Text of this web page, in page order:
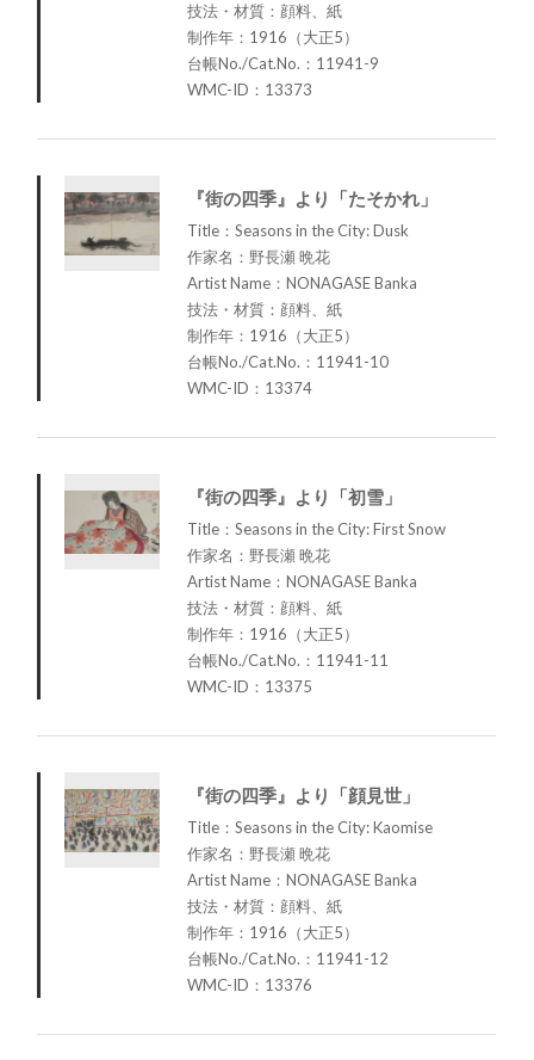
技法・材質：顔料、紙
制作年：1916（大正5）
台帳No./Cat.No.：11941-9
WMC-ID：13373
『街の四季』より「たそかれ」
Title：Seasons in the City: Dusk
作家名：野長瀬 晩花
Artist Name：NONAGASE Banka
技法・材質：顔料、紙
制作年：1916（大正5）
台帳No./Cat.No.：11941-10
WMC-ID：13374
『街の四季』より「初雪」
Title：Seasons in the City: First Snow
作家名：野長瀬 晩花
Artist Name：NONAGASE Banka
技法・材質：顔料、紙
制作年：1916（大正5）
台帳No./Cat.No.：11941-11
WMC-ID：13375
『街の四季』より「顔見世」
Title：Seasons in the City: Kaomise
作家名：野長瀬 晩花
Artist Name：NONAGASE Banka
技法・材質：顔料、紙
制作年：1916（大正5）
台帳No./Cat.No.：11941-12
WMC-ID：13376